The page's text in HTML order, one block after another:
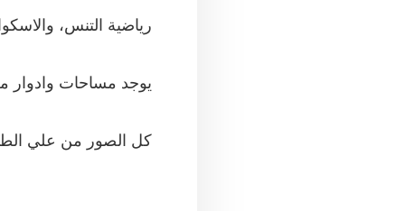
رياضية التنس،
يوجد مساحات وادوار
كل الصور من علي